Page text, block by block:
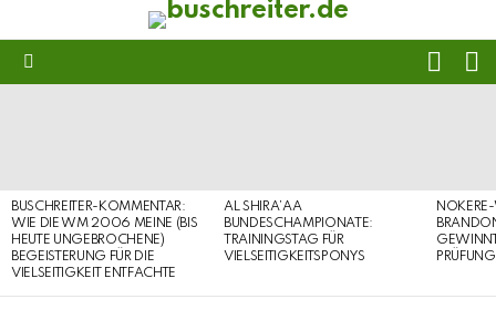
BUSCHREITER-KOMMENTAR:
WIE DIE WM 2006 MEINE (BIS
HEUTE UNGEBROCHENE)
BEGEISTERUNG FÜR DIE
VIELSEITIGKEIT ENTFACHTE
AL SHIRA’AA
BUNDESCHAMPIONATE:
TRAININGSTAG FÜR
VIELSEITIGKEITSPONYS
PRÜFUNG